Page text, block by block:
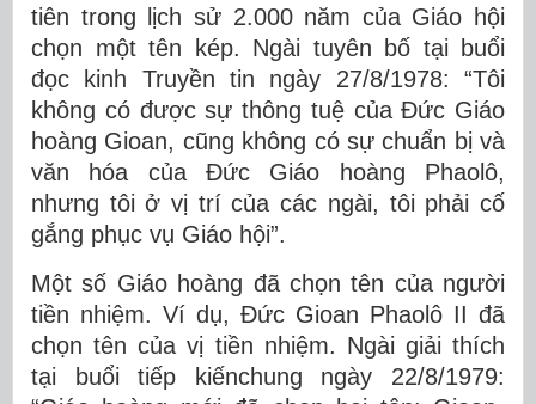
tiên trong lịch sử 2.000 năm của Giáo hội
chọn một tên kép. Ngài tuyên bố tại buổi
đọc kinh Truyền tin ngày 27/8/1978: “Tôi
không có được sự thông tuệ của Đức Giáo
hoàng Gioan, cũng không có sự chuẩn bị và
văn hóa của Đức Giáo hoàng Phaolô,
nhưng tôi ở vị trí của các ngài, tôi phải cố
gắng phục vụ Giáo hội”.
Một số Giáo hoàng đã chọn tên của người
tiền nhiệm. Ví dụ, Đức Gioan Phaolô II đã
chọn tên của vị tiền nhiệm. Ngài giải thích
tại buổi tiếp kiến​​chung ngày 22/8/1979: